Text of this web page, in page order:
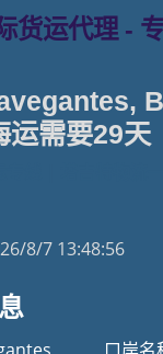
货运代理 -
运需要29天
8/7 13:48:56